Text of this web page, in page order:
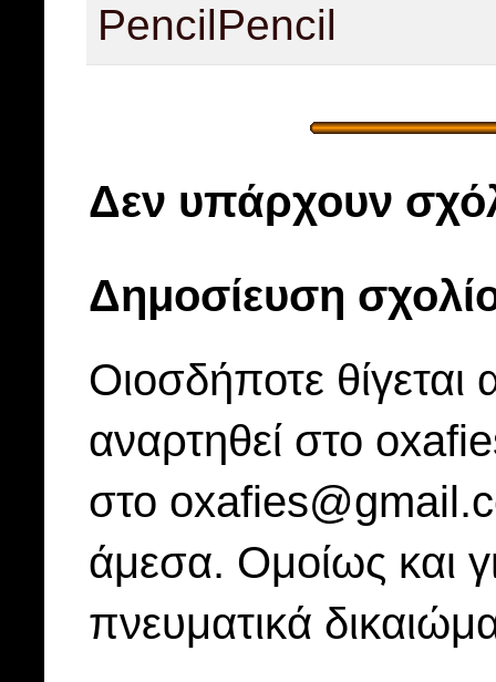
PencilPencil
Δεν υπάρχουν
Δημοσίευση
Οιοσδήποτε
αναρτηθεί στο
στο
άμεσα. Ομοίως και
πνευματικά